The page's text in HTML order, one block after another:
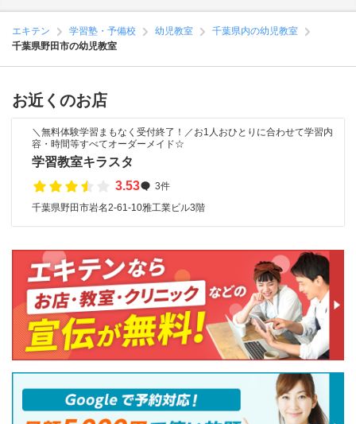
エキテン 学習塾・予備校 幼児教室
千葉県内の幼児教室
千葉県野田市の幼児教室
お近くのお店
＼無料体験学習まもなく受付終了！／お1人おひとりに合わせて学習内
容・時間等すべてオーダーメイド☆
学習教室キラスタ
3.53
3件
千葉県野田市岩名2-61-10雅工業ビル3階